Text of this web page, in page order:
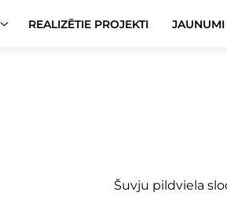
REALIZĒTIE PROJEKTI JAUNUMI
Šuvju pildviela